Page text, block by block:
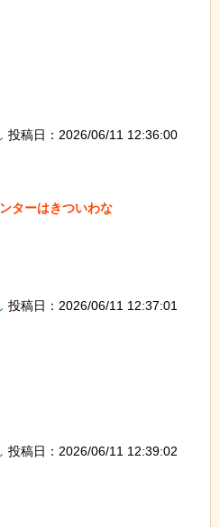
投稿日：2026/06/11 12:36:00
ターはきついわな
投稿日：2026/06/11 12:37:01
投稿日：2026/06/11 12:39:02